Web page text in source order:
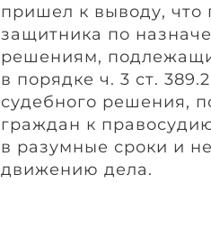
пришел к выводу, что
защитника по
решениям,
в порядке ч. 3 ст.
судебного решения,
граждан к
в разумные сроки и
движению дела.